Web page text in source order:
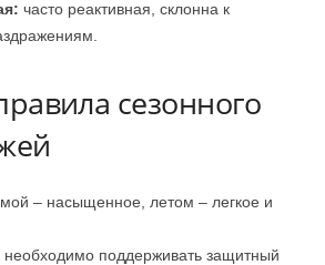
часто реактивная, склонна к
сезонного
– насыщенное, летом – легкое и
необходимо поддерживать защитный